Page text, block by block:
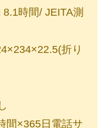
時間/ JEITA測
折り
×365日電話サ